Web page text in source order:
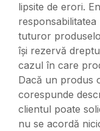
lipsite de erori.
tuturor
își rezervă
cazul în care
Dacă un produs
corespunde
clientul poate
nu se acordă